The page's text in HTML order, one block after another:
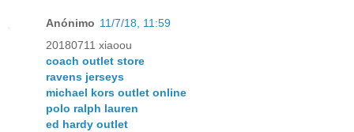
Anónimo 11/7/18, 11:59
20180711 xiaoou
coach outlet store
ravens jerseys
michael kors outlet online
polo ralph lauren
ed hardy outlet